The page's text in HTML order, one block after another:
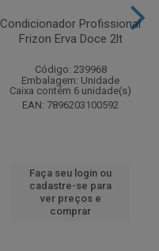
Condicionador Profissional
Frizon Erva Doce 2lt
Código: 239968
Embalagem: Unidade
Caixa contém 6 unidade(s)
EAN: 7896203100592
Faça seu login ou
cadastre-se para
ver preços e
comprar